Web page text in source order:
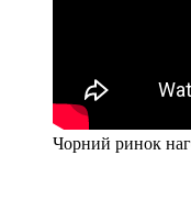
Чорний ринок